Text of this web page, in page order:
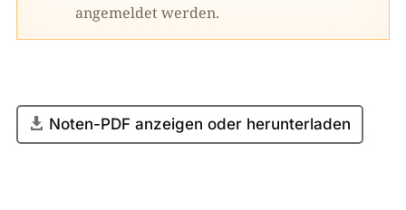
angemeldet werden.
Noten-PDF anzeigen oder herunterladen